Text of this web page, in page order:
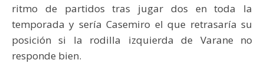
ritmo de partidos tras jugar dos en toda la
temporada y sería Casemiro el que retrasaría su
posición si la rodilla izquierda de Varane no
responde bien.